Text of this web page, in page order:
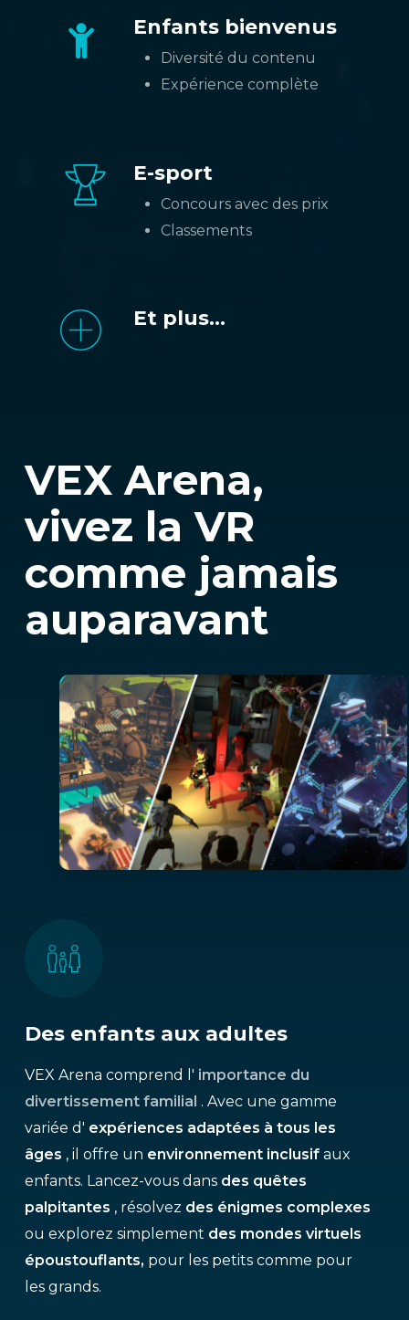
Enfants bienvenus
Diversité du contenu
Expérience complète
E-sport
Concours avec des prix
Classements
Et plus...
VEX Arena,
vivez la VR
comme jamais
auparavant
Des enfants aux adultes
VEX Arena comprend l' importance du
divertissement familial . Avec une gamme
variée d' expériences adaptées à tous les
âges , il offre un environnement inclusif aux
enfants. Lancez-vous dans des quêtes
palpitantes , résolvez des énigmes complexes
ou explorez simplement des mondes virtuels
époustouflants, pour les petits comme pour
les grands.